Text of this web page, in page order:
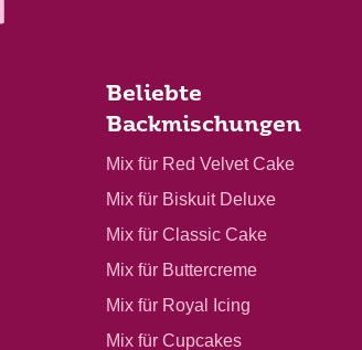
Beliebte
Backmischungen
Mix für Red Velvet Cake
Mix für Biskuit Deluxe
Mix für Classic Cake
Mix für Buttercreme
Mix für Royal Icing
Mix für Cupcakes